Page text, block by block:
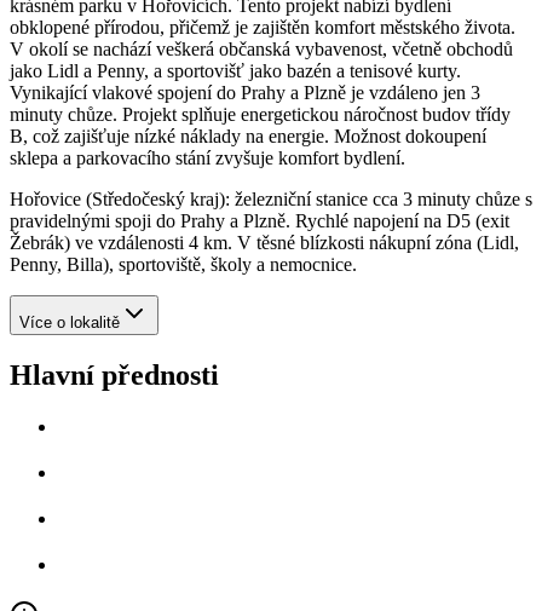
krásném parku v Hořovicích. Tento projekt nabízí bydlení
obklopené přírodou, přičemž je zajištěn komfort městského života.
V okolí se nachází veškerá občanská vybavenost, včetně obchodů
jako Lidl a Penny, a sportovišť jako bazén a tenisové kurty.
Vynikající vlakové spojení do Prahy a Plzně je vzdáleno jen 3
minuty chůze. Projekt splňuje energetickou náročnost budov třídy
B, což zajišťuje nízké náklady na energie. Možnost dokoupení
sklepa a parkovacího stání zvyšuje komfort bydlení.
Hořovice (Středočeský kraj): železniční stanice cca 3 minuty chůze s
pravidelnými spoji do Prahy a Plzně. Rychlé napojení na D5 (exit
Žebrák) ve vzdálenosti 4 km. V těsné blízkosti nákupní zóna (Lidl,
Penny, Billa), sportoviště, školy a nemocnice.
Více o lokalitě
Hlavní přednosti